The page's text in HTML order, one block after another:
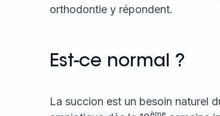
orthodontie y répondent.
Est-ce normal ?
La succion est un besoin naturel